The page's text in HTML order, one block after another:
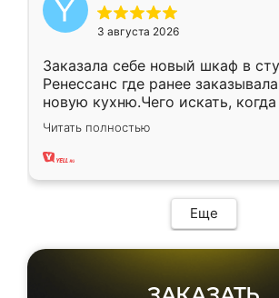
3 августа 2026
Заказала себе новый шкаф в
Ренессанс где ранее
новую кухню.Чего искать,
вполне довольна. Служит кухня
два года, нареканий нет.
Читать полностью
Еще